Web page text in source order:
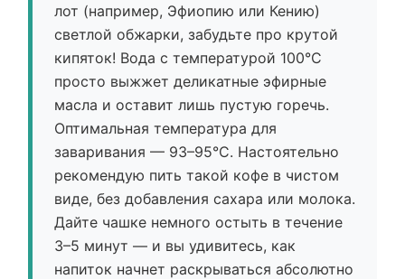
лот (например, Эфиопию или Кению)
светлой обжарки, забудьте про крутой
кипяток! Вода с температурой 100°C
просто выжжет деликатные эфирные
масла и оставит лишь пустую горечь.
Оптимальная температура для
заваривания — 93–95°C. Настоятельно
рекомендую пить такой кофе в чистом
виде, без добавления сахара или молока.
Дайте чашке немного остыть в течение
3–5 минут — и вы удивитесь, как
напиток начнет раскрываться абсолютно